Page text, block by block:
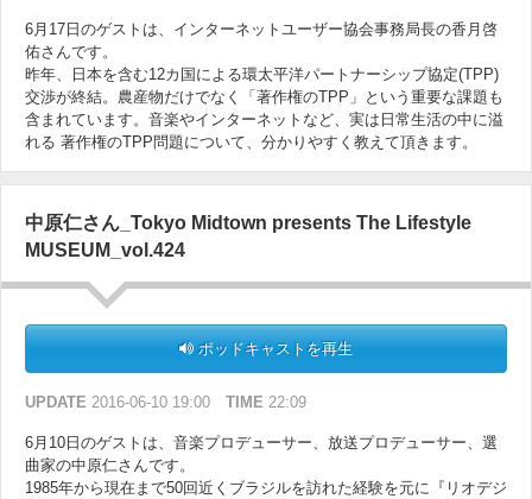
6月17日のゲストは、インターネットユーザー協会事務局長の香月啓
佑さんです。
昨年、日本を含む12カ国による環太平洋パートナーシップ協定(TPP)
交渉が終結。農産物だけでなく「著作権のTPP」という重要な課題も
含まれています。音楽やインターネットなど、実は日常生活の中に溢
れる 著作権のTPP問題について、分かりやすく教えて頂きます。
中原仁さん_Tokyo Midtown presents The Lifestyle
MUSEUM_vol.424
ポッドキャストを再生
UPDATE 2016-06-10 19:00 TIME 22:09
6月10日のゲストは、音楽プロデューサー、放送プロデューサー、選
曲家の中原仁さんです。
1985年から現在まで50回近くブラジルを訪れた経験を元に『リオデジ